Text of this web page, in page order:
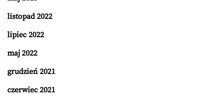
listopad 2022
lipiec 2022
maj 2022
grudzień 2021
czerwiec 2021